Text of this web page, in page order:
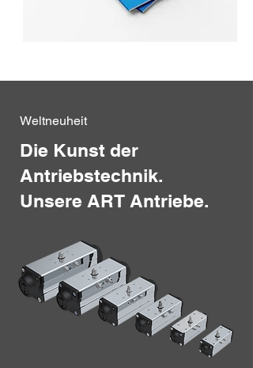
Weltneuheit
Die Kunst der
Antriebstechnik.
Unsere ART Antriebe.